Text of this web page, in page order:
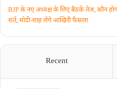
BJP के नए अध्यक्ष के लिए बैठकें तेज, कौन होगा
शर्त, मोदी-शाह लेंगे आखिरी फैसला
Recent